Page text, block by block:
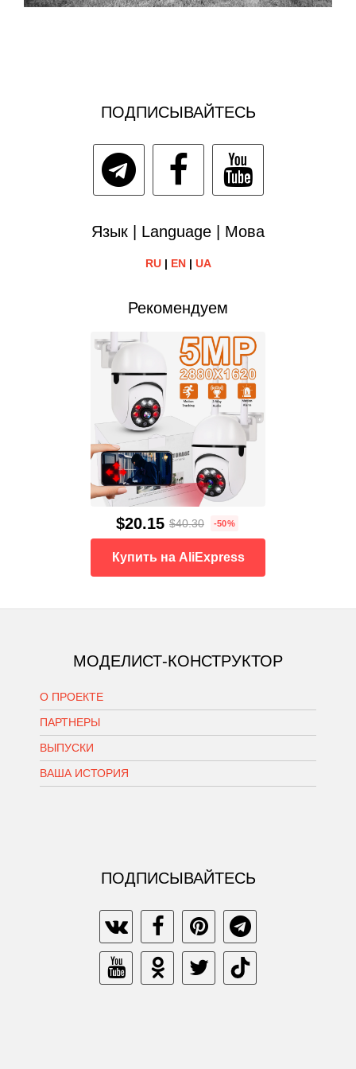
ПОДПИСЫВАЙТЕСЬ
Язык | Language | Мова
RU| EN| UA
Рекомендуем
$20.15 $40.30 -50%
Купить на AliExpress
МОДЕЛИСТ-КОНСТРУКТОР
О ПРОЕКТЕ
ПАРТНЕРЫ
ВЫПУСКИ
ВАША ИСТОРИЯ
ПОДПИСЫВАЙТЕСЬ